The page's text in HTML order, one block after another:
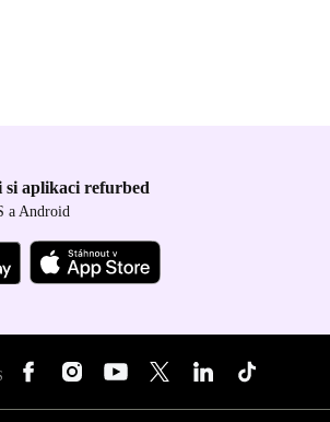
si aplikaci refurbed
a Android